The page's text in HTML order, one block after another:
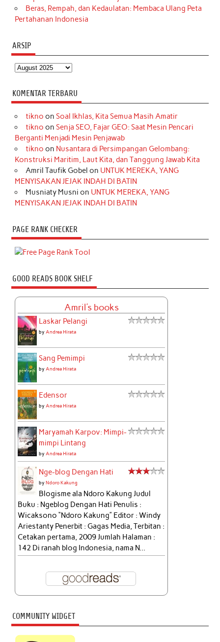
Beras, Rempah, dan Kedaulatan: Membaca Ulang Peta
Pertahanan Indonesia
ARSIP
Arsip
KOMENTAR TERBARU
tikno on Soal Ikhlas, Kita Semua Masih Amatir
tikno on Senja SEO, Fajar GEO: Saat Mesin Pencari
Berganti Menjadi Mesin Penjawab
tikno on Nusantara di Persimpangan Gelombang:
Konstruksi Maritim, Laut Kita, dan Tanggung Jawab Kita
Amril Taufik Gobel on UNTUK MEREKA, YANG
MENYISAKAN JEJAK INDAH DI BATIN
Musniaty Musni on UNTUK MEREKA, YANG
MENYISAKAN JEJAK INDAH DI BATIN
PAGE RANK CHECKER
GOOD READS BOOK SHELF
Amril's books
Laskar Pelangi
by Andrea Hirata
Sang Pemimpi
by Andrea Hirata
Edensor
by Andrea Hirata
Maryamah Karpov: Mimpi-
mimpi Lintang
by Andrea Hirata
Nge-blog Dengan Hati
byNdoro Kakung
Blogisme ala Ndoro Kakung Judul
Buku : Ngeblog Dengan Hati Penulis :
Wicaksono “Ndoro Kakung” Editor : Windy
Ariestanty Penerbit : Gagas Media, Terbitan :
Cetakan pertama, 2009 Jumlah Halaman :
142 Di ranah blog Indonesia, nama N...
COMMUNITY WIDGET